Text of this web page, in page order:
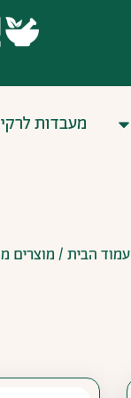
מעבדות
עמוד הבית / מוצרים